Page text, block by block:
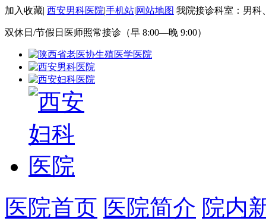
加入收藏| 西安男科医院|手机站|网站地图 我院接诊科室：男科
双休日/节假日医师照常接诊（早 8:00—晚 9:00）
医院首页 医院简介 院内